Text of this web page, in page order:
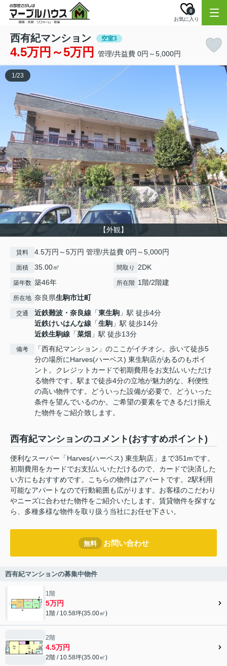
お気に入り
0
西有紀マンション 空室3
4.5万円～5万円 管理/共益費 0円～5,000円
【外観】
1/23
賃料 4.5万円～5万円 管理/共益費 0円～5,000円
面積 35.00㎡ 間取り 2DK
築年数 築46年 所在階 1階/2階建
所在地 奈良県生駒市辻町
交通 近鉄難波・奈良線 「東生駒 」駅 徒歩4分
近鉄けいはんな線 「生駒 」駅 徒歩14分
近鉄生駒線 「菜畑 」駅 徒歩13分
備考
「西有紀マンション」のここがイチオシ。歩いて徒歩5
分の場所にHarves(ハーベス) 東生駒店があるのもポイ
ント。クレジットカードで初期費用をお支払いいただけ
る物件です。駅まで徒歩4分の立地が魅力的な、利便性
の高い物件です。どういった設備が必要で、どういった
条件を望んでいるのか。ご希望の要素をできるだけ揃え
た物件をご紹介致します。
西有紀マンションのコメント(おすすめポイント)
便利なスーパー「Harves(ハーベス) 東生駒店」まで351mです。
初期費用をカードでお支払いいただけるので、カードで決済した
い方にもおすすめです。こちらの物件はアパートです。2駅利用
可能なアパートなので行動範囲も広がります。お客様のこだわり
やニーズに合わせた物件をご紹介いたします。賃貸物件を探すな
ら、多種多様な物件を取り扱う当社にお任せ下さい。
無料 お問い合わせ
西有紀マンションの募集中物件
1階
5万円
1階 / 10.58坪(35.00㎡)
2階
4.5万円
2階 / 10.58坪(35.00㎡)